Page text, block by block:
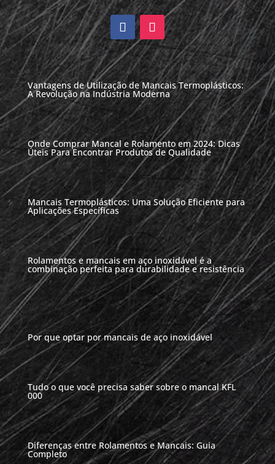
Vantagens de Utilização de Mancais Termoplásticos:
A Revolução na Indústria Moderna
Onde Comprar Mancal e Rolamento em 2024: Dicas
Úteis Para Encontrar Produtos de Qualidade
Mancais Termoplásticos: Uma Solução Eficiente para
Aplicações Específicas
Rolamentos e mancais em aço inoxidável é a
combinação perfeita para durabilidade e resistência
Por que optar por mancais de aço inoxidável
Tudo o que você precisa saber sobre o mancal KFL
000
Diferenças entre Rolamentos e Mancais: Guia
Completo